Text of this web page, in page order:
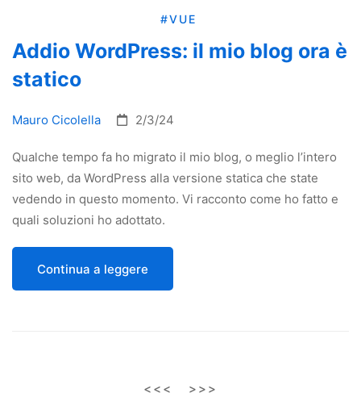
#VUE
Addio WordPress: il mio blog ora è
statico
Mauro Cicolella 2/3/24
Qualche tempo fa ho migrato il mio blog, o meglio l’intero
sito web, da WordPress alla versione statica che state
vedendo in questo momento. Vi racconto come ho fatto e
quali soluzioni ho adottato.
Continua a leggere
<<< >>>